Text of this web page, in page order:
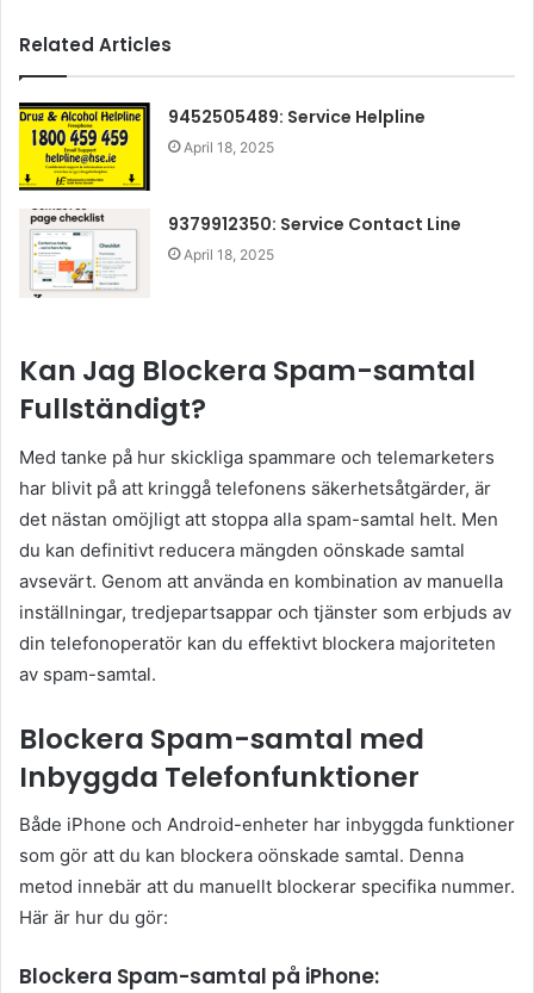
Related Articles
9452505489: Service Helpline
April 18, 2025
9379912350: Service Contact Line
April 18, 2025
Kan Jag Blockera Spam-samtal
Fullständigt?
Med tanke på hur skickliga spammare och telemarketers
har blivit på att kringgå telefonens säkerhetsåtgärder, är
det nästan omöjligt att stoppa alla spam-samtal helt. Men
du kan definitivt reducera mängden oönskade samtal
avsevärt. Genom att använda en kombination av manuella
inställningar, tredjepartsappar och tjänster som erbjuds av
din telefonoperatör kan du effektivt blockera majoriteten
av spam-samtal.
Blockera Spam-samtal med
Inbyggda Telefonfunktioner
Både iPhone och Android-enheter har inbyggda funktioner
som gör att du kan blockera oönskade samtal. Denna
metod innebär att du manuellt blockerar specifika nummer.
Här är hur du gör:
Blockera Spam-samtal på iPhone: